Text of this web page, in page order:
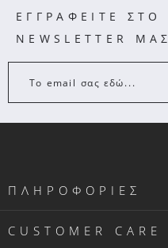
ΕΓΓΡΑΦΕΙΤΕ ΣΤΟ
NEWSLETTER ΜΑΣ
Το email σας εδώ...
ΠΛΗΡΟΦΟΡΙΕΣ
CUSTOMER CARE